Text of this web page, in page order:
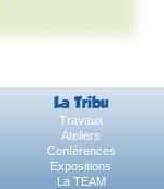
La Tribu
Travaux
Ateliers
Conférences
Expositions
La TEAM